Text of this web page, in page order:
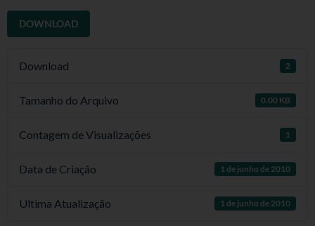
DOWNLOAD
Download 2
Tamanho do Arquivo 0.00 KB
Contagem de Visualizações 1
Data de Criação 1 de junho de 2010
Ultima Atualização 1 de junho de 2010